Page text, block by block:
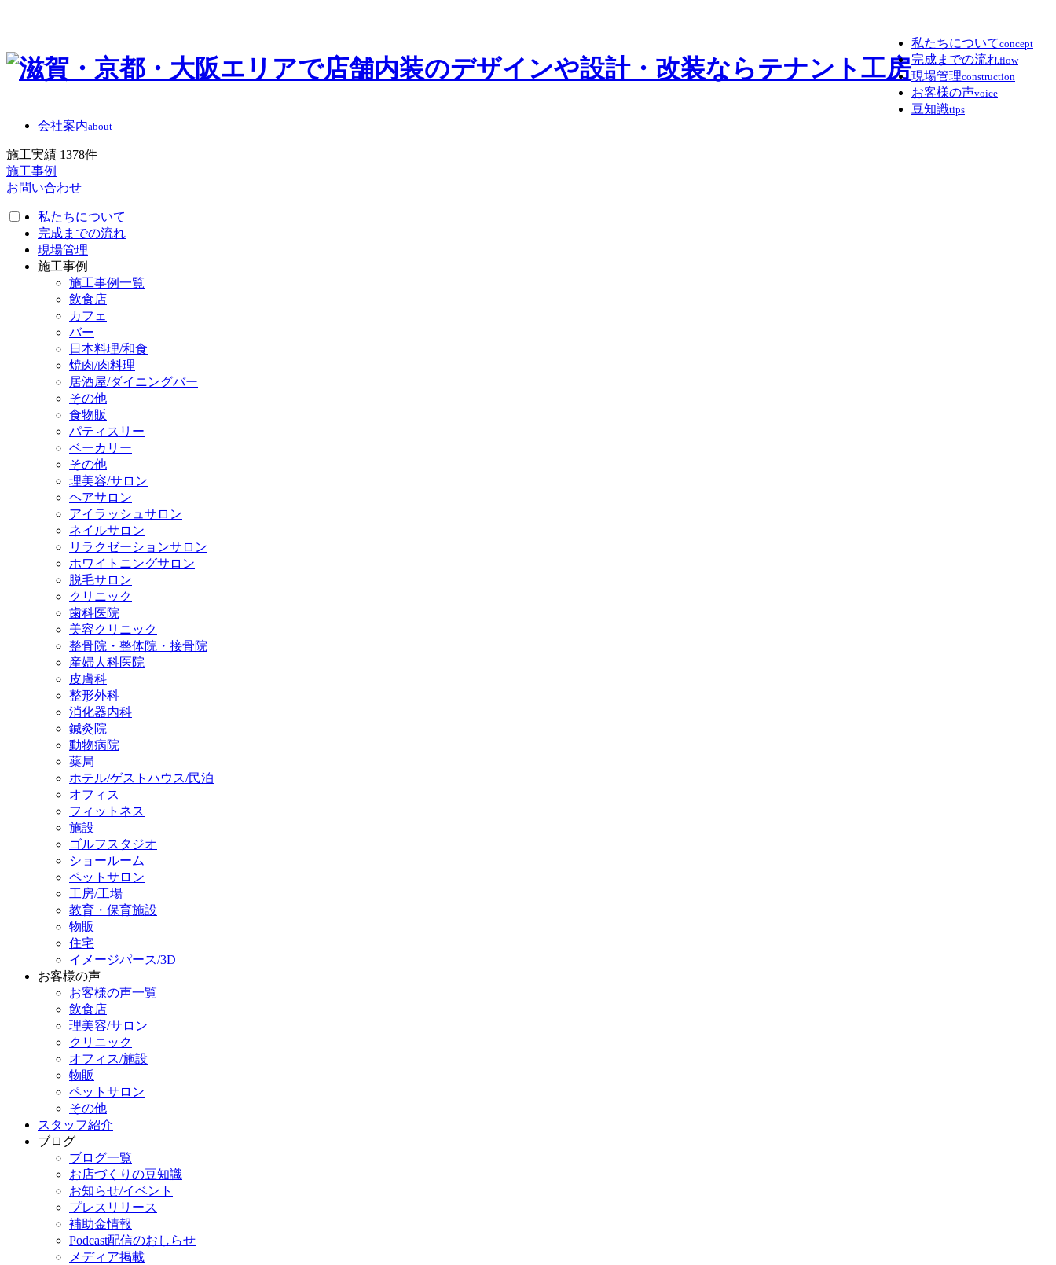
私たちについてconcept
完成までの流れflow
現場管理construction
お客様の声voice
豆知識tips
会社案内about
施工実績 1378件
施工事例
お問い合わせ
私たちについて
完成までの流れ
現場管理
施工事例
施工事例一覧
飲食店
カフェ
バー
日本料理/和食
焼肉/肉料理
居酒屋/ダイニングバー
その他
食物販
パティスリー
ベーカリー
その他
理美容/サロン
ヘアサロン
アイラッシュサロン
ネイルサロン
リラクゼーションサロン
ホワイトニングサロン
脱毛サロン
クリニック
歯科医院
美容クリニック
整骨院・整体院・接骨院
産婦人科医院
皮膚科
整形外科
消化器内科
鍼灸院
動物病院
薬局
ホテル/ゲストハウス/民泊
オフィス
フィットネス
施設
ゴルフスタジオ
ショールーム
ペットサロン
工房/工場
教育・保育施設
物販
住宅
イメージパース/3D
お客様の声
お客様の声一覧
飲食店
理美容/サロン
クリニック
オフィス/施設
物販
ペットサロン
その他
スタッフ紹介
ブログ
ブログ一覧
お店づくりの豆知識
お知らせ/イベント
プレスリリース
補助金情報
Podcast配信のおしらせ
メディア掲載